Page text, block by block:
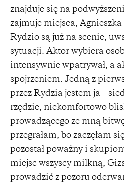
znajduje się na
zajmuje miejsca,
Rydzio są już na scenie,
sytuacji. Aktor wybiera
intensywnie wpatrywał, a
spojrzeniem. Jedną z
przez Rydzia jestem ja –
rzędzie, niekomfortowo
prowadzącego ze mną
przegrałam, bo zaczęłam
pozostał poważny i
miejsc wszyscy milkną,
prowadzić z pozoru